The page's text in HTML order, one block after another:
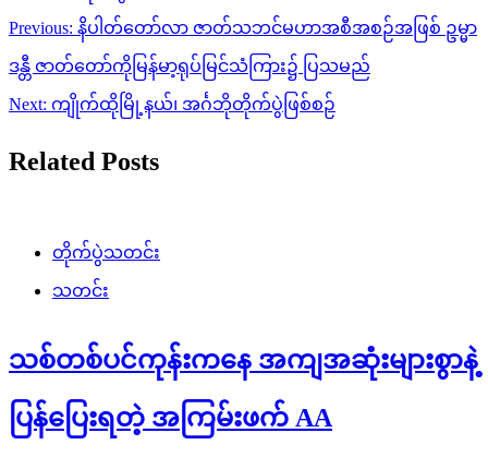
Post
navigation
Previous: နိပါတ်တော်လာ ဇာတ်သဘင်မဟာအစီအစဉ်အဖြစ် ဥမ္မာ
ဒန္တီ ဇာတ်တော်ကိုမြန်မာ့ရုပ်မြင်သံကြား၌ ပြသမည်
Next: ကျိုက်ထိုမြို့နယ်၊ အင်္ဂဘိုတိုက်ပွဲဖြစ်စဉ်
Related Posts
တိုက်ပွဲသတင်း
သတင်း
သစ်တစ်ပင်ကုန်းကနေ အကျအဆုံးများစွာနဲ့
ပြန်ပြေးရတဲ့ အကြမ်းဖက် AA